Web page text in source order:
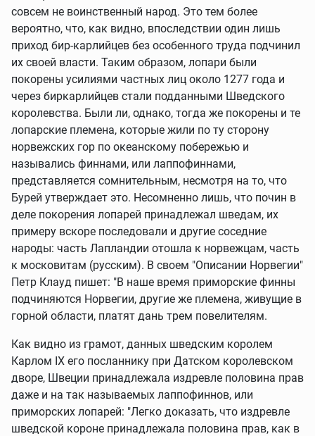
совсем не воинственный народ. Это тем более
вероятно, что, как видно, впоследствии один лишь
приход бир-карлийцев без особенного труда подчинил
их своей власти. Таким образом, лопари были
покорены усилиями частных лиц около 1277 года и
через биркарлийцев стали подданными Шведского
королевства. Были ли, однако, тогда же покорены и те
лопарские племена, которые жили по ту сторону
норвежских гор по океанскому побережью и
назывались финнами, или лаппофиннами,
представляется сомнительным, несмотря на то, что
Бурей утверждает это. Несомненно лишь, что почин в
деле покорения лопарей принадлежал шведам, их
примеру вскоре последовали и другие соседние
народы: часть Лапландии отошла к норвежцам, часть
к московитам (русским). В своем "Описании Норвегии"
Петр Клауд пишет: "В наше время приморские финны
подчиняются Норвегии, другие же племена, живущие в
горной области, платят дань трем повелителям.
Как видно из грамот, данных шведским королем
Карлом IX его посланнику при Датском королевском
дворе, Швеции принадлежала издревле половина прав
даже и на так называемых лаппофиннов, или
приморских лопарей: "Легко доказать, что издревле
шведской короне принадлежала половина прав, как в